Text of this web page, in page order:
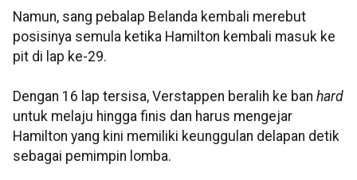
Namun, sang pebalap Belanda kembali merebut
posisinya semula ketika Hamilton kembali masuk ke
pit di lap ke-29.
Dengan 16 lap tersisa, Verstappen beralih ke ban hard
untuk melaju hingga finis dan harus mengejar
Hamilton yang kini memiliki keunggulan delapan detik
sebagai pemimpin lomba.